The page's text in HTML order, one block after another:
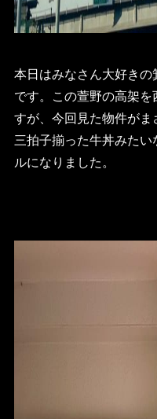
本日はみなさん大好き
です。この萱野の高架
すが、今回見た物件が
三拍子揃った牛丼みた
ルになりました。